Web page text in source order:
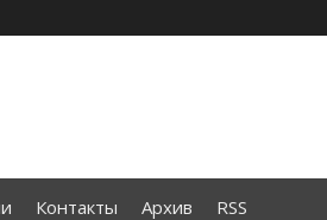
Контакты Архив RSS